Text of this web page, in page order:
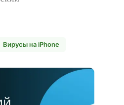
Вирусы на iPhone